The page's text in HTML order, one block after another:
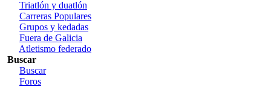
Triatlón y duatlón
Carreras Populares
Grupos y kedadas
Fuera de Galicia
Atletismo federado
Buscar
Buscar
Foros